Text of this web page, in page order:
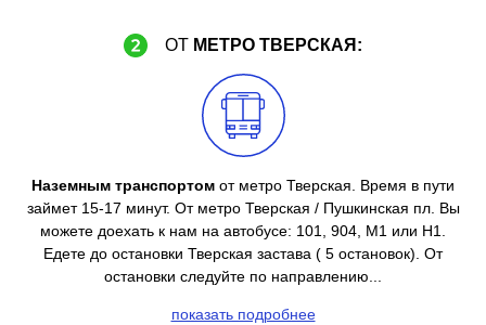
ОТ МЕТРО ТВЕРСКАЯ:
Наземным транспортом от метро Тверская. Время в пути
займет 15-17 минут. От метро Тверская / Пушкинская пл. Вы
можете доехать к нам на автобусе: 101, 904, М1 или Н1.
Едете до остановки Тверская застава ( 5 остановок). От
остановки следуйте по направлению...
показать подробнее